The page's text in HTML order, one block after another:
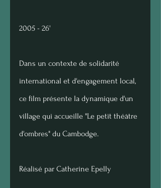
2005 - 26'
Dans un contexte de solidarité
international et d'engagement local,
ce film présente la dynamique d'un
village qui accueille "Le petit théâtre
d'ombres" du Cambodge.
Réalisé par Catherine Epelly